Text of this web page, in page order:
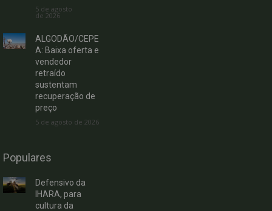
5 de agosto
de 2026
ALGODÃO/CEPE
A: Baixa oferta e
vendedor
retraído
sustentam
recuperação de
preço
5 de agosto de 2026
Populares
Defensivo da
IHARA, para
cultura da